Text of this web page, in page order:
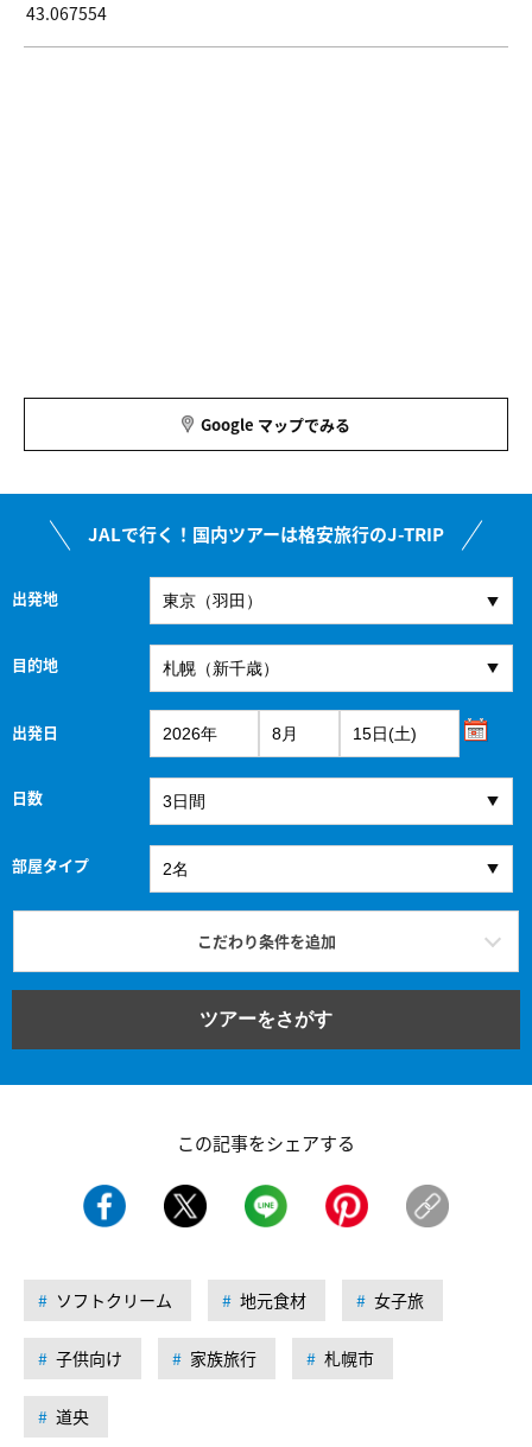
43.067554
Google マップでみる
JALで行く！国内ツアーは格安旅行のJ-TRIP
出発地
目的地
出発日
日数
部屋タイプ
こだわり条件を追加
ツアーをさがす
この記事をシェアする
ソフトクリーム 地元食材 女子旅
子供向け 家族旅行 札幌市
道央